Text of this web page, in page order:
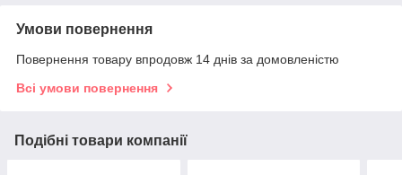
Умови повернення
Повернення товару впродовж 14 днів за домовленістю
Всі умови повернення
Подібні товари компанії